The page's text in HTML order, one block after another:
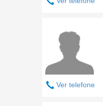
Ver telefone